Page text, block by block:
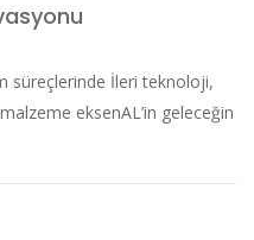
süreçlerinde İleri teknoloji,
eksenAL’in geleceğin